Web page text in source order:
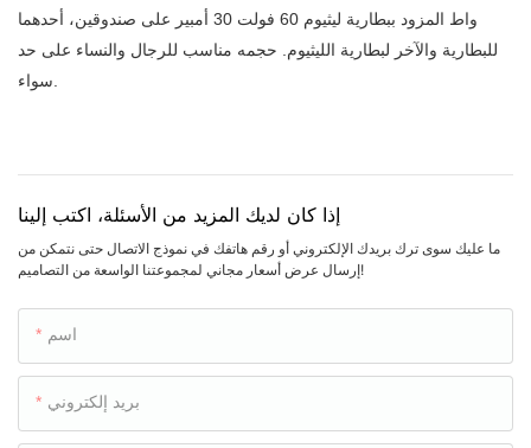
واط المزود ببطارية ليثيوم 60 فولت 30 أمبير على صندوقين، أحدهما
للبطارية والآخر لبطارية الليثيوم. حجمه مناسب للرجال والنساء على حد
إذا كان لديك المزيد من الأسئلة، اكتب إلينا
ما عليك سوى ترك بريدك الإلكتروني أو رقم هاتفك في نموذج الاتصال حتى نتمكن من
إرسال عرض أسعار مجاني لمجموعتنا الواسعة من التصاميم!
اسم
بريد إلكتروني